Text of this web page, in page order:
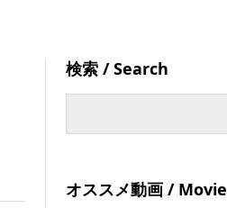
検索 / Search
オススメ動画 / Movie